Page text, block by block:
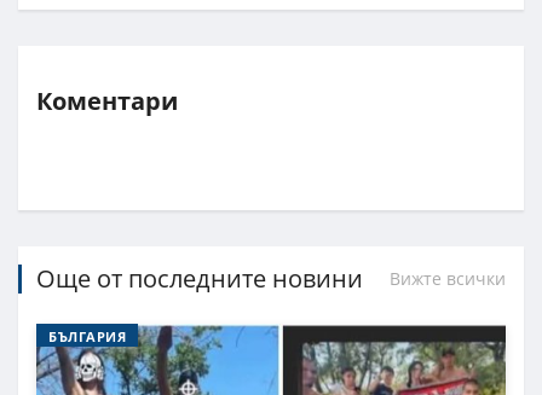
Коментари
Още от последните новини Вижте всички
БЪЛГАРИЯ